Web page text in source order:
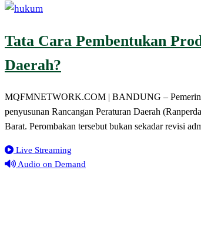
Tata Cara Pembentukan
Daerah?
MQFMNETWORK.COM | BANDUNG –
penyusunan Rancangan Peraturan Daerah
Barat. Perombakan tersebut bukan sekadar revisi
Live Streaming
Audio on Demand